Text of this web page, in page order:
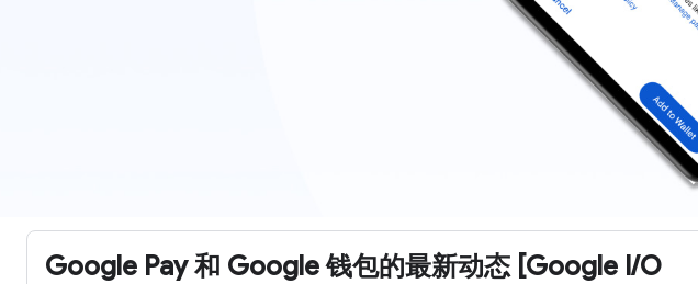
Google Pay 和 Google 钱包的最新动态 [Google I/O